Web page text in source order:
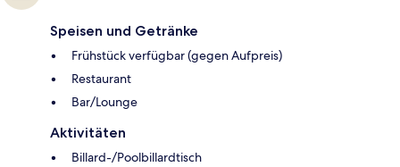
Speisen und Getränke
Frühstück verfügbar (gegen Aufpreis)
Restaurant
Bar/Lounge
Aktivitäten
Billard-/Poolbillardtisch